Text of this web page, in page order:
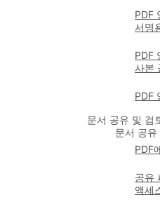
PDF
서명
PDF
사본
PDF
문서 공유 및 검
문서 공유
PDF
공유
액세